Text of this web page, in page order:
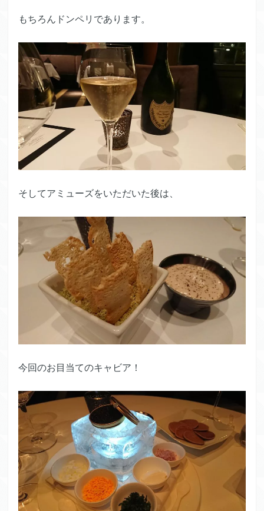
もちろんドンペリであります。
そしてアミューズをいただいた後は、
今回のお目当てのキャビア！